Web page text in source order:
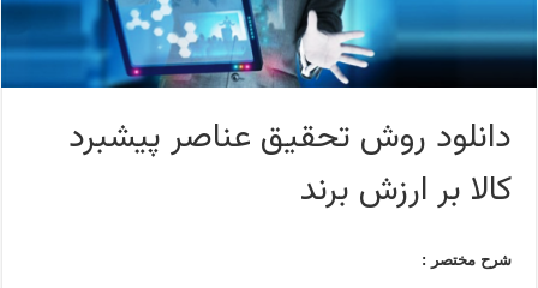
دانلود روش تحقیق عناصر پیشبرد
کالا بر ارزش برند
شرح مختصر :